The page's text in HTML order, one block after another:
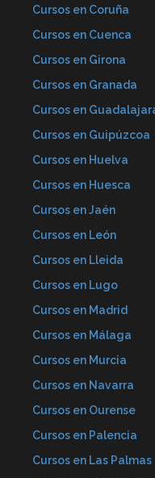
Cursos en Coruña
Cursos en Cuenca
Cursos en Girona
Cursos en Granada
Cursos en
Cursos en Guipúzcoa
Cursos en Huelva
Cursos en Huesca
Cursos en Jaén
Cursos en León
Cursos en Lleida
Cursos en Lugo
Cursos en Madrid
Cursos en Málaga
Cursos en Murcia
Cursos en Navarra
Cursos en Ourense
Cursos en Palencia
Cursos en Las Palmas